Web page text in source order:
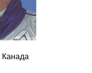
Канада